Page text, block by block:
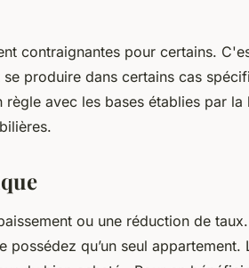
contraignantes pour certains.
produire dans certains cas
règle avec les bases établies par la
ou une réduction de
qu’un seul appartement.